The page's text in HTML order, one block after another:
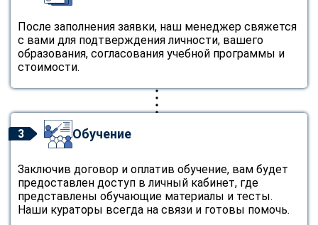
После заполнения заявки, наш менеджер свяжется
с вами для подтверждения личности, вашего
образования, согласования учебной программы и
стоимости.
3 Обучение
Заключив договор и оплатив обучение, вам будет
предоставлен доступ в личный кабинет, где
представлены обучающие материалы и тесты.
Наши кураторы всегда на связи и готовы помочь.